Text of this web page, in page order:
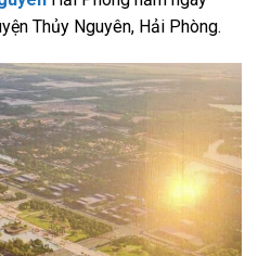
Thủy Nguyên, Hải Phòng.